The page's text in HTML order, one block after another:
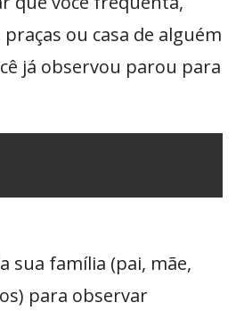
ou casa de alguém
já observou parou para
sua família (pai, mãe,
para observar